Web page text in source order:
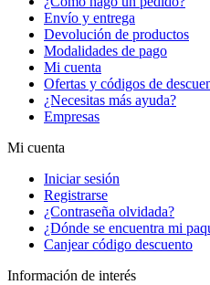
Envío y entrega
Devolución de productos
Modalidades de pago
Mi cuenta
Ofertas y códigos de
¿Necesitas más ayuda?
Empresas
Mi cuenta
Iniciar sesión
Registrarse
¿Contraseña olvidada?
¿Dónde se encuentra mi
Canjear código descuento
Información de interés